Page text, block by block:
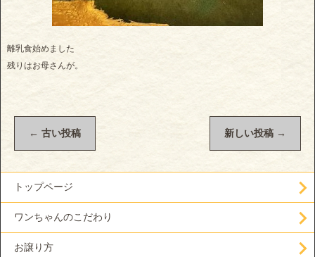
離乳食始めました
残りはお母さんが。
← 古い投稿 新しい投稿 →
トップページ
ワンちゃんのこだわり
お譲り方